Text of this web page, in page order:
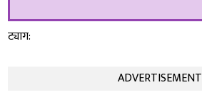
ट्याग:
ADVERTISEMENT